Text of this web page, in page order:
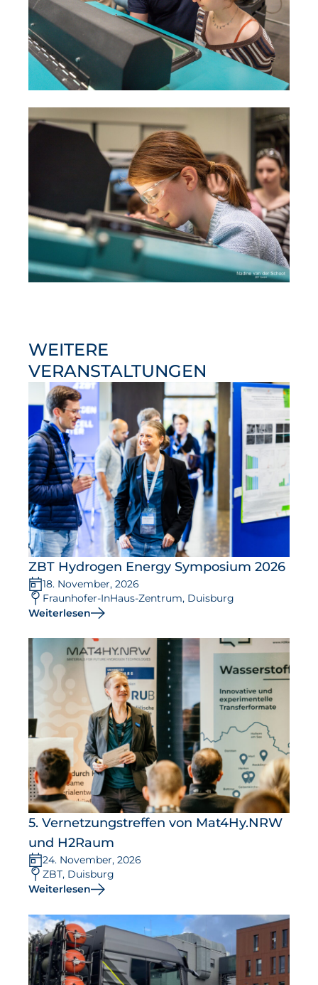
WEITERE
VERANSTALTUNGEN
ZBT Hydrogen Energy Symposium 2026
18. November, 2026
Fraunhofer-InHaus-Zentrum, Duisburg
Weiterlesen
5. Vernetzungstreffen von Mat4Hy.NRW
und H2Raum
24. November, 2026
ZBT, Duisburg
Weiterlesen